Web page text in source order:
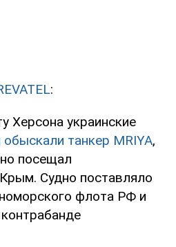
:
Херсона украинские
обыскали танкер MRIYA,
посещал
Судно поставляло
флота РФ и